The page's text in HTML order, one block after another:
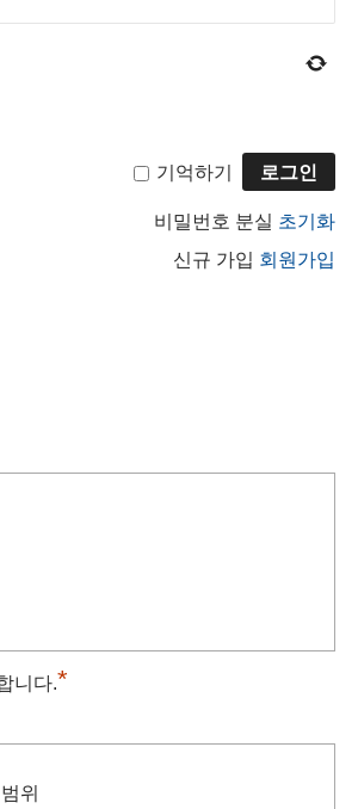
기억하기
비밀번호 분실 초기화
신규 가입 회원가입
임사항과 기타 필요한 사항을 규정함을 목
경)
니다.*
위